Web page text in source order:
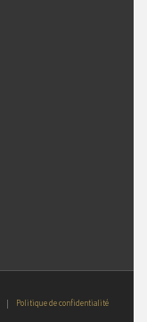
Politique de confidentialité